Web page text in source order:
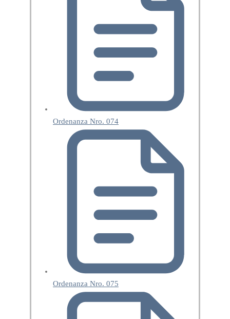
Ordenanza Nro. 074
Ordenanza Nro. 075